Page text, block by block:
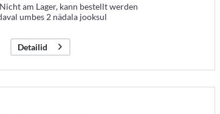
Nicht am Lager, kann bestellt werden
umbes 2 nädala jooksul
Detailid